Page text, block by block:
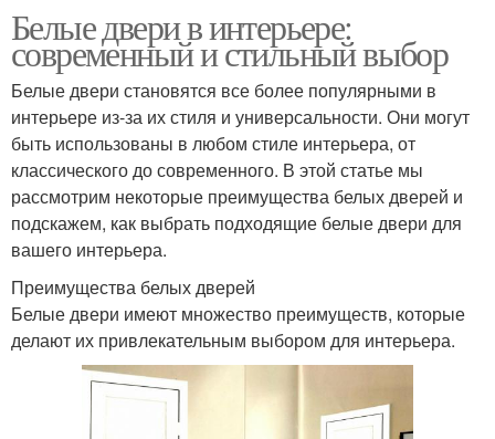
Белые двери в интерьере:
современный и стильный выбор
Белые двери становятся все более популярными в
интерьере из-за их стиля и универсальности. Они могут
быть использованы в любом стиле интерьера, от
классического до современного. В этой статье мы
рассмотрим некоторые преимущества белых дверей и
подскажем, как выбрать подходящие белые двери для
вашего интерьера.
Преимущества белых дверей
Белые двери имеют множество преимуществ, которые
делают их привлекательным выбором для интерьера.